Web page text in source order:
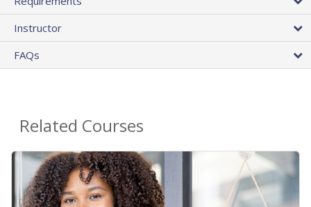
Instructor
FAQs
Related Courses